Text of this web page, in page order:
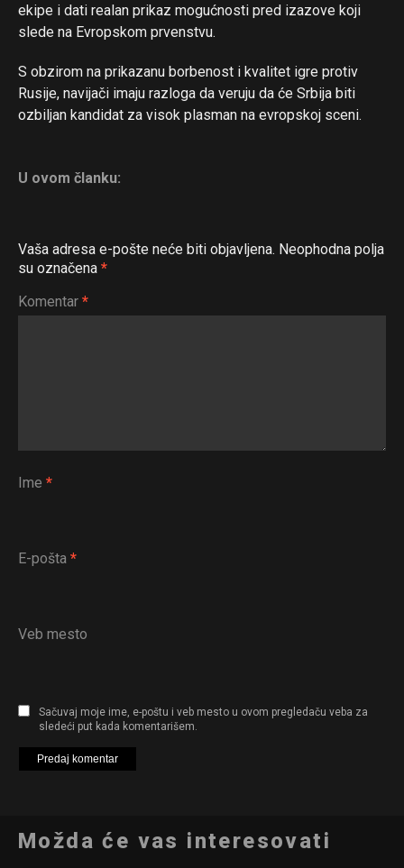
ekipe i dati realan prikaz mogućnosti pred izazove koji
slede na Evropskom prvenstvu.
S obzirom na prikazanu borbenost i kvalitet igre protiv
Rusije, navijači imaju razloga da veruju da će Srbija biti
ozbiljan kandidat za visok plasman na evropskoj sceni.
U ovom članku:
Vaša adresa e-pošte neće biti objavljena. Neophodna polja
su označena *
Komentar *
Ime *
E-pošta *
Veb mesto
Sačuvaj moje ime, e-poštu i veb mesto u ovom pregledaču veba za
sledeći put kada komentarišem.
Možda će vas interesovati